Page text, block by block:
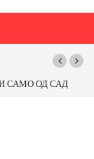
САМО ОД САД